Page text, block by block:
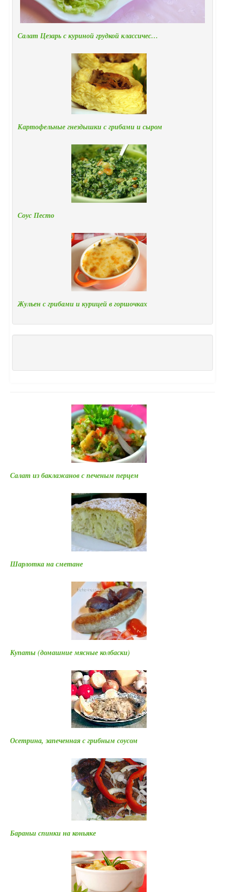
Салат Цезарь с куриной грудкой классичес…
Картофельные гнездышки с грибами и сыром
Соус Песто
Жульен с грибами и курицей в горшочках
Салат из баклажанов с печеным перцем
Шарлотка на сметане
Купаты (домашние мясные колбаски)
Осетрина, запеченная с грибным соусом
Бараньи спинки на коньяке